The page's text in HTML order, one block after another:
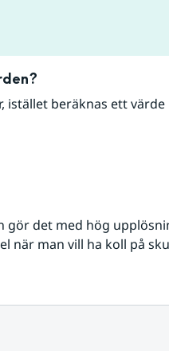
istället beräknas ett
gör det med hög
när man vill ha koll på